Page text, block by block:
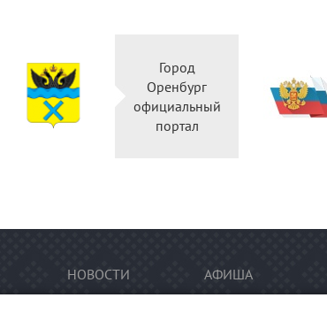
Город
Оренбург
официальный
портал
НОВОСТИ АФИША